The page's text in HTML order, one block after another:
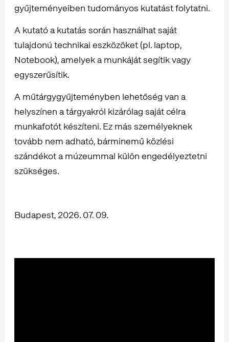
gyűjteményeiben tudományos kutatást folytatni.
A kutató a kutatás során használhat saját
tulajdonú technikai eszközöket (pl. laptop,
Notebook), amelyek a munkáját segítik vagy
egyszerűsítik.
A műtárgygyűjteményben lehetőség van a
helyszínen a tárgyakról kizárólag saját célra
munkafotót készíteni. Ez más személyeknek
tovább nem adható, bárminemű közlési
szándékot a múzeummal külön engedélyeztetni
szükséges.
Budapest, 2026. 07. 09.